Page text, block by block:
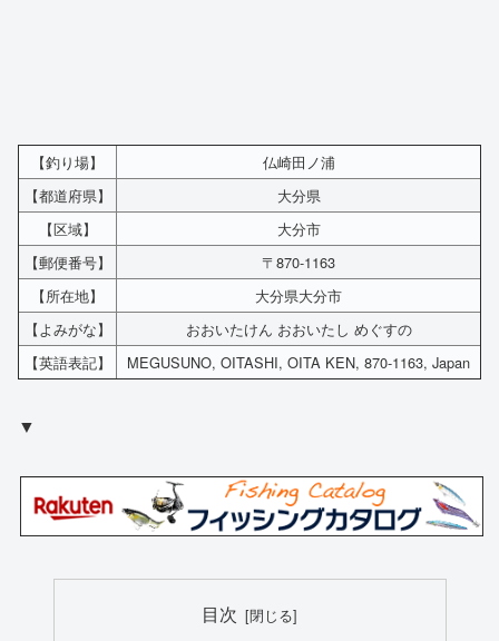
【釣り場】
仏崎田ノ浦
【都道府県】
大分県
【区域】
大分市
【郵便番号】
〒870-1163
【所在地】
大分県大分市
【よみがな】
おおいたけん おおいたし めぐすの
【英語表記】
MEGUSUNO, OITASHI, OITA KEN, 870-1163, Japan
▼
目次